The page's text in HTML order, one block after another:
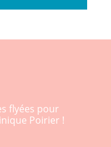
flyées pour
Poirier !